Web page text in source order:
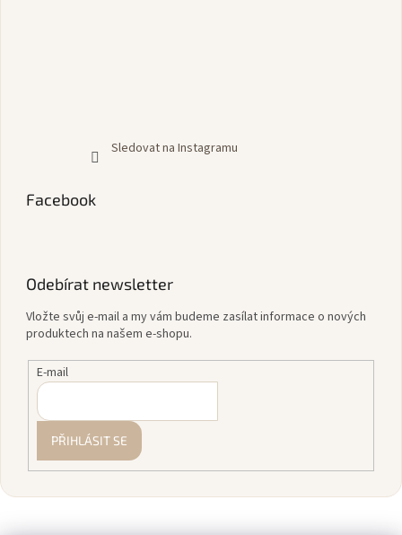
Sledovat na Instagramu
Facebook
Odebírat newsletter
Vložte svůj e-mail a my vám budeme zasílat informace o nových
produktech na našem e-shopu.
E-mail
PŘIHLÁSIT SE